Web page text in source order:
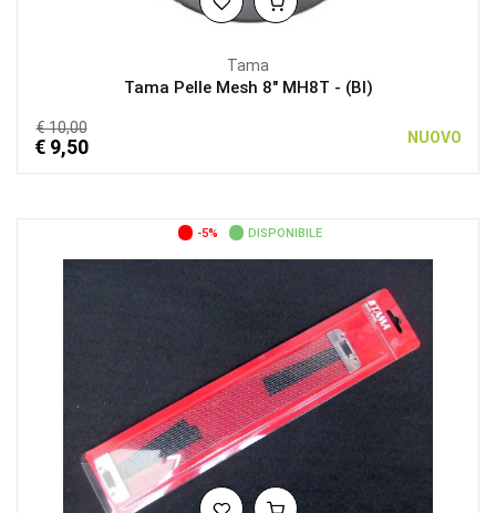
Tama
Tama Pelle Mesh 8″ MH8T - (BI)
€ 10,00
€ 9,50 NUOVO
-5% DISPONIBILE